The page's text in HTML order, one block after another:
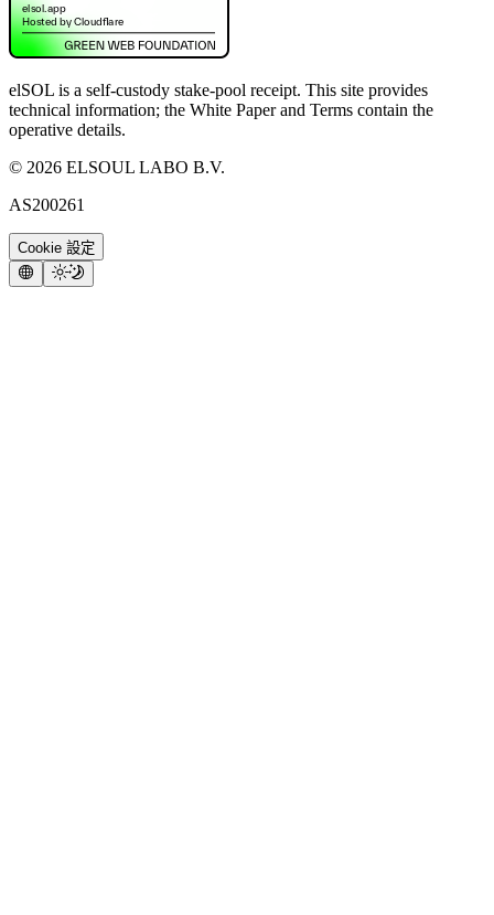
elSOL is a self-custody stake-pool receipt. This site provides
technical information; the White Paper and Terms contain the
operative details.
© 2026 ELSOUL LABO B.V.
AS200261
Cookie 設定